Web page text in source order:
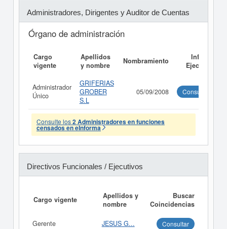
Administradores, Dirigentes y Auditor de Cuentas
Órgano de administración
Cargo
vigente
Apellidos
y nombre
Nombramiento
Informe
Ejecutivo
Administrador
Único
GRIFERIAS
GROBER
S.L
05/09/2008 Consultar
Consulte los2 Administradores en funciones
censados en eInforma
Directivos Funcionales / Ejecutivos
Cargo vigente
Apellidos y
nombre
Buscar
Coincidencias
Gerente JESUS G... Consultar